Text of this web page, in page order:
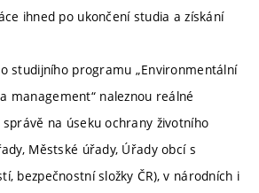
ihned po ukončení studia a získání
studijního programu „Environmentální
management“ naleznou reálné
na úseku ochrany životního
Městské úřady, Úřady obcí s
bezpečnostní složky ČR), v národních i